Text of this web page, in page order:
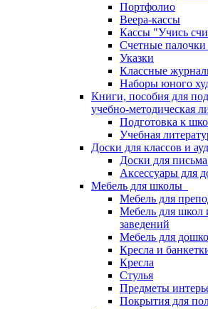
Портфолио
Веера-кассы
Кассы "Учись
Счетные палочки
Указки
Классные
Наборы юного
Книги, пособия для
учебно-методическая
Подготовка к
Учебная
Доски для классов и
Доски для
Аксессуары для
Мебель для школы
Мебель для
Мебель для школ
заведений
Мебель для
Кресла и
Кресла
Стулья
Предметы
Покрытия для